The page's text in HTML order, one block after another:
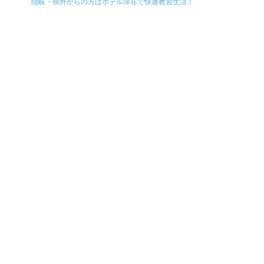
隠岐・県外からの方はホテル滞在で快適教習生活！